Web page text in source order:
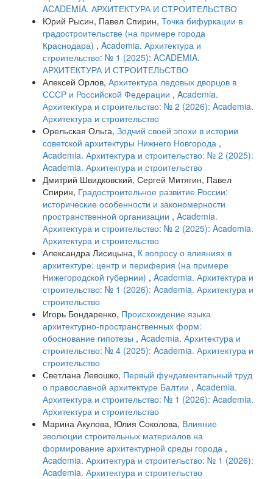
ACADEMIA. АРХИТЕКТУРА И СТРОИТЕЛЬСТВО
Юрий Рысин, Павел Спирин, Точка бифуркации в
градостроительстве (на примере города
Краснодара) , Academia. Архитектура и
строительство: № 1 (2025): ACADEMIA.
АРХИТЕКТУРА И СТРОИТЕЛЬСТВО
Алексей Орлов, Архитектура ледовых дворцов в
СССР и Российской Федерации , Academia.
Архитектура и строительство: № 2 (2026): Academia.
Архитектура и строительство
Орельская Ольга, Зодчий своей эпохи в истории
советской архитектуры Нижнего Новгорода ,
Academia. Архитектура и строительство: № 2 (2025):
Academia. Архитектура и строительство
Дмитрий Швидковский, Сергей Митягин, Павел
Спирин, Градостроительное развитие России:
исторические особенности и закономерности
пространственной организации , Academia.
Архитектура и строительство: № 2 (2025): Academia.
Архитектура и строительство
Александра Лисицына, К вопросу о влияниях в
архитектуре: центр и периферия (на примере
Нижегородской губернии) , Academia. Архитектура и
строительство: № 1 (2026): Academia. Архитектура и
строительство
Игорь Бондаренко, Происхождение языка
архитектурно-пространственных форм:
обоснование гипотезы , Academia. Архитектура и
строительство: № 4 (2025): Academia. Архитектура и
строительство
Светлана Левошко, Первый фундаментальный труд
о православной архитектуре Балтии , Academia.
Архитектура и строительство: № 1 (2026): Academia.
Архитектура и строительство
Марина Акулова, Юлия Соколова, Влияние
эволюции строительных материалов на
формирование архитектурной среды города ,
Academia. Архитектура и строительство: № 1 (2026):
Academia. Архитектура и строительство